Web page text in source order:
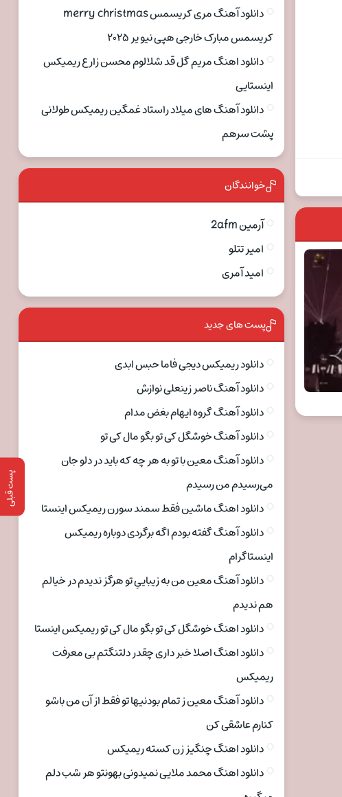
پست قبلی
دانلود آهنگ مری کریسمس merry christmas
کریسمس مبارک خارجی هپی نیو یر ۲۰۲۵
دانلود اهنگ مریم گل قد شلالوم محسن زارع ریمیکس
اینستایی
دانلود آهنگ های میلاد راستاد غمگین ریمیکس طولانی
پشت سرهم
خوانندگان
آرمین 2afm
امیر تتلو
امید آمری
پست های جدید
دانلود ریمیکس دیجی فاما حبس ابدی
دانلود آهنگ ناصر زینعلی نوازش
دانلود آهنگ گروه ایهام بغض مدام
دانلود آهنگ خوشگل کی تو بگو مال کی تو
دانلود آهنگ معین با تو به هر چه که باید در دلو جان
می‌رسیدم من رسیدم
دانلود اهنگ ماشین فقط سمند سورن ریمیکس اینستا
دانلود آهنگ گفته بودم اگه برگردی دوباره ریمیکس
اینستاگرام
دانلود آهنگ معین من به زیباییِ تو هرگز ندیدم در خیالم
هم ندیدم
دانلود اهنگ خوشگل کی تو بگو مال کی تو ریمیکس اینستا
دانلود اهنگ اصلا خبر داری چقدر دلتنگتم بی معرفت
ریمیکس
دانلود آهنگ معین ز تمام بودنیها تو فقط از آن من باشو
کنارم عاشقی کن
دانلود اهنگ چنگیز زن کسته ریمیکس
دانلود اهنگ محمد ملایی نمیدونی بهونتو هر شب دلم